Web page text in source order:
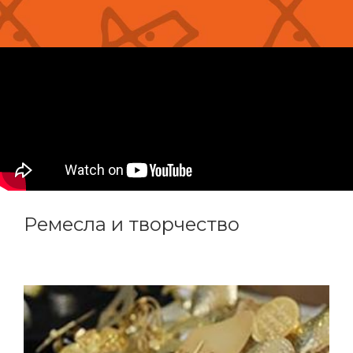
Ремесла и творчество